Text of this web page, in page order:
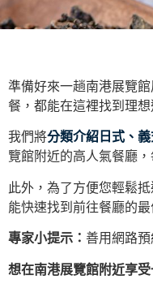
準備好來一趟南港展覽
餐，都能在這裡找到理想
我們將分類介紹日式、
覽館附近的高人氣餐廳
此外，為了方便您輕鬆
能快速找到前往餐廳的最
專家小提示： 善用網路
想在南港展覽館附近享